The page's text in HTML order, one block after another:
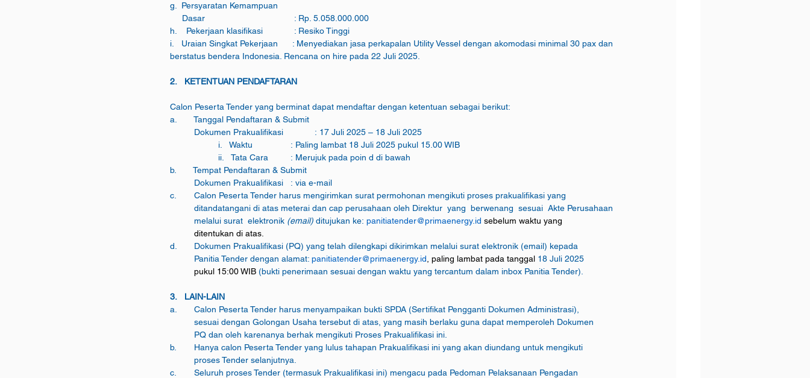
g.  Persyaratan Kemampuan
     Dasar                                     : Rp. 5.058.000.000
h.    Pekerjaan klasifikasi             : Resiko Tinggi
i.   Uraian Singkat Pekerjaan      : Menyediakan jasa perkapalan Utility Vessel dengan akomodasi minimal 30 pax dan
berstatus bendera Indonesia. Rencana on hire pada 22 Juli 2025.
2.   KETENTUAN PENDAFTARAN
Calon Peserta Tender yang berminat dapat mendaftar dengan ketentuan sebagai berikut:
a.       Tanggal Pendaftaran & Submit
	Dokumen Prakualifikasi   	: 17 Juli 2025 – 18 Juli 2025
		i.   Waktu		: Paling lambat 18 Juli 2025 pukul 15.00 WIB
		ii.   Tata Cara	: Merujuk pada poin d di bawah
b.       Tempat Pendaftaran & Submit
	Dokumen Prakualifikasi   : via e-mail
c.	Calon Peserta Tender harus mengirimkan surat permohonan mengikuti proses prakualifikasi yang
	melalui surat  elektronik
(email) ditujukan ke: panitiatender@primaenergy.id sebelum waktu yang
	ditentukan di atas.
d.	Dokumen Prakualifikasi (PQ) yang telah dilengkapi dikirimkan melalui surat elektronik (email) kepada
	Panitia Tender dengan alamat:
panitiatender@primaenergy.id , paling lambat pada tanggal 18 Juli 2025
pukul 15:00 WIB (bukti penerimaan sesuai dengan waktu yang tercantum dalam inbox Panitia Tender).
3.   LAIN-LAIN
a.	Calon Peserta Tender harus menyampaikan bukti SPDA (Sertifikat Pengganti Dokumen Administrasi),
	sesuai dengan Golongan Usaha tersebut di atas, yang masih berlaku guna dapat memperoleh Dokumen
	PQ dan oleh karenanya berhak mengikuti Proses Prakualifikasi ini.
b.	Hanya calon Peserta Tender yang lulus tahapan Prakualifikasi ini yang akan diundang untuk mengikuti
	proses Tender selanjutnya.
c.	Seluruh proses Tender (termasuk Prakualifikasi ini) mengacu pada Pedoman Pelaksanaan Pengadan